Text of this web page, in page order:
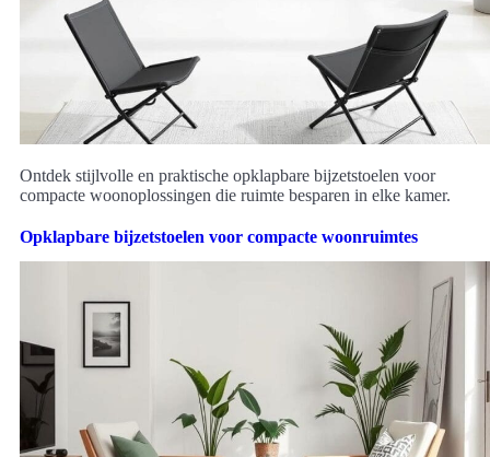
Ontdek stijlvolle en praktische opklapbare bijzetstoelen voor
compacte woonoplossingen die ruimte besparen in elke kamer.
Opklapbare bijzetstoelen voor compacte woonruimtes